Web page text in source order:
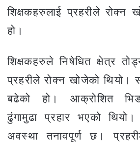
शिक्षकहरुलाई प्रहरीले रोक्न
हो।
शिक्षकहरुले निषेधित क्षेत्र
प्रहरीले रोक्न खोजेको थियो।
बढेको हो। आक्रोशित
ढुंगामुढा प्रहार भएको थियो।
अवस्था तनावपूर्ण छ।